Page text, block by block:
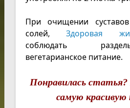
При очищении
солей,Здоровая
соблюдать
вегетарианское питание.
Понравилась
самую красивую